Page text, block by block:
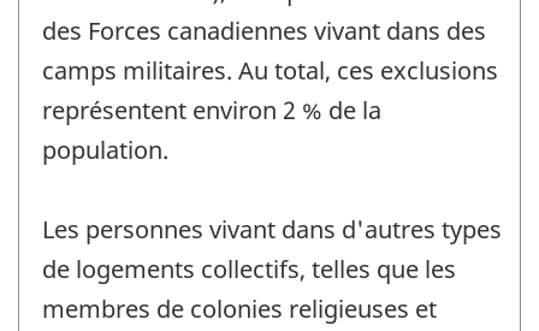
des Forces canadiennes vivant dans des
camps militaires. Au total, ces exclusions
représentent environ 2 % de la
population.
Les personnes vivant dans d'autres types
de logements collectifs, telles que les
membres de colonies religieuses et